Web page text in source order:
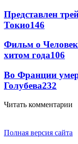
Представлен
Токио146
Фильм о
хитом года106
Во Франции
Голубева232
Читать комментарии
Полная версия сайта